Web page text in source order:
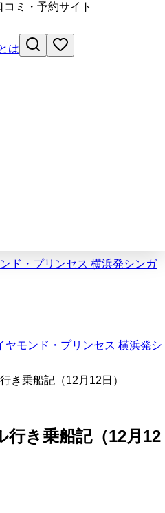
ミ・予約サイト
は
ド・プリンセス 横浜発シンガ
ヤモンド・プリンセス 横浜発シ
き乗船記（12月12日）
行き乗船記（12月12